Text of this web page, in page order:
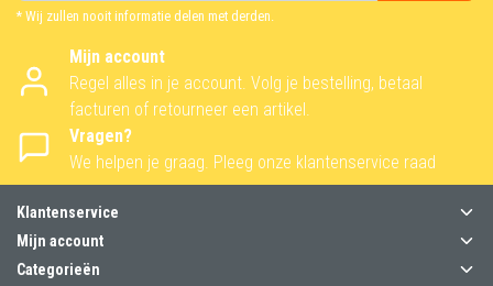
* Wij zullen nooit informatie delen met derden.
Mijn account
Regel alles in je account. Volg je bestelling, betaal
facturen of retourneer een artikel.
Vragen?
We helpen je graag. Pleeg onze klantenservice raad
Klantenservice
Mijn account
Categorieën